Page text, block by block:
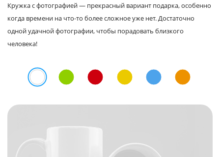
Кружка с фотографией — прекрасный вариант подарка, особенно
когда времени на что-то более сложное уже нет. Достаточно
одной удачной фотографии, чтобы порадовать близкого
человека!